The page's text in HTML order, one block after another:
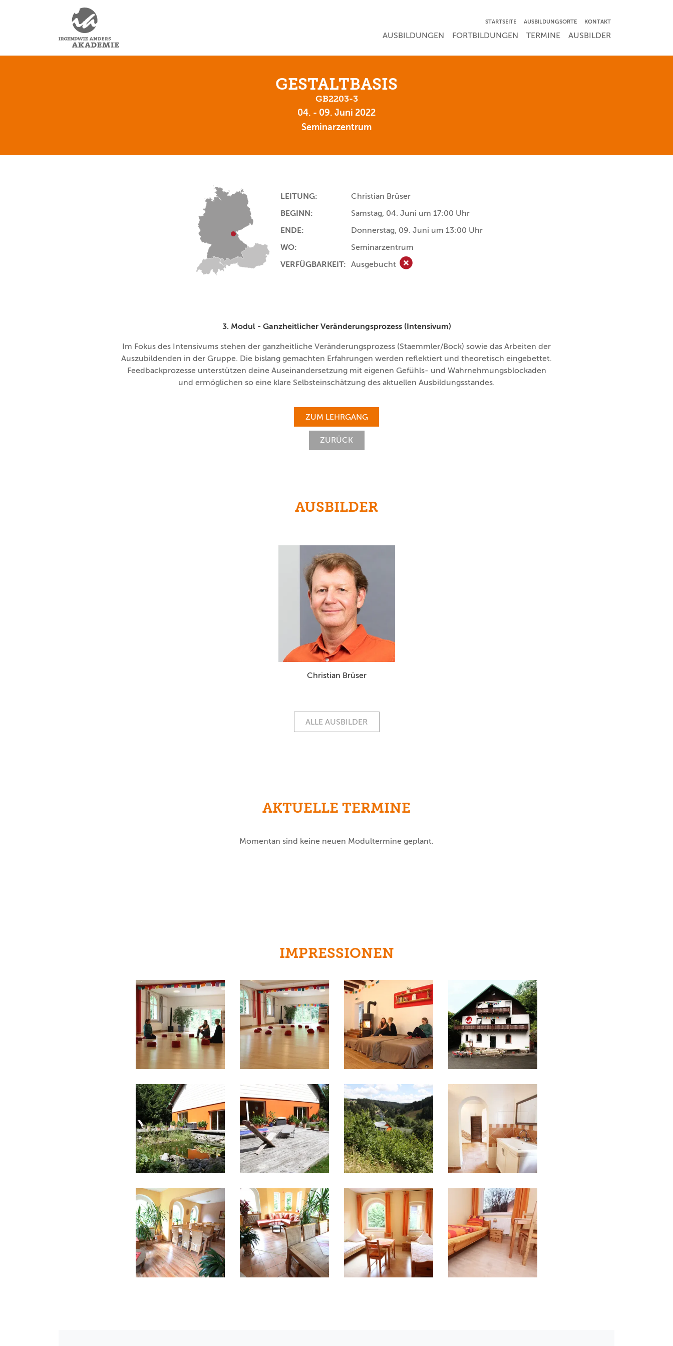
STARTSEITE AUSBILDUNGSORTE KONTAKT
NAVIGATION ÜBERSPRINGEN
AUSBILDUNGEN FORTBILDUNGEN TERMINE AUSBILDER
GESTALTBASIS
GB2203-3
04. - 09. Juni 2022
Seminarzentrum
LEITUNG:
Christian Brüser
BEGINN:
Samstag, 04. Juni um 17:00 Uhr
ENDE:
Donnerstag, 09. Juni um 13:00 Uhr
WO:
Seminarzentrum
VERFÜGBARKEIT: Ausgebucht Ausgebucht
3. Modul - Ganzheitlicher Veränderungsprozess (Intensivum)
Im Fokus des Intensivums stehen der ganzheitliche Veränderungsprozess (Staemmler/Bock) sowie das Arbeiten der
Auszubildenden in der Gruppe. Die bislang gemachten Erfahrungen werden reflektiert und theoretisch eingebettet.
Feedbackprozesse unterstützen deine Auseinandersetzung mit eigenen Gefühls- und Wahrnehmungsblockaden
und ermöglichen so eine klare Selbsteinschätzung des aktuellen Ausbildungsstandes.
ZUM LEHRGANG
ZURÜCK
AUSBILDER
Christian Brüser
ALLE AUSBILDER
AKTUELLE TERMINE
Momentan sind keine neuen Modultermine geplant.
IMPRESSIONEN